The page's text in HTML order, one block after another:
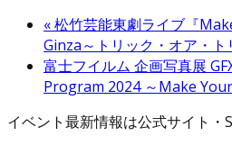
«松竹芸能東劇ライブ『
Ginza～トリック・オア・ト
富士フイルム 企画写真展
Program 2024 ～Make
イベント最新情報は公式サイト・